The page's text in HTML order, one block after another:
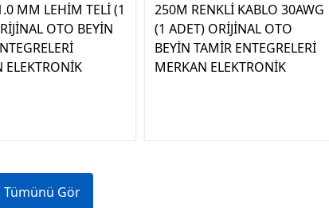
MM LEHİM TELİ (1
OTO BEYİN
ELEKTRONİK
250M RENKLİ KABLO 30AWG
(1 ADET) ORİJİNAL OTO
BEYİN TAMİR ENTEGRELERİ
MERKAN ELEKTRONİK
Tümünü Gör